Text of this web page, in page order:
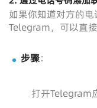
如果你知道对方的
Telegram，可以直
步骤：
打开Telegram